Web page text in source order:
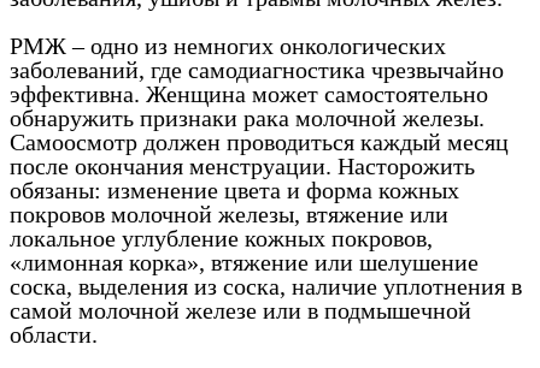
РМЖ – одно из немногих онкологических
заболеваний, где самодиагностика чрезвычайно
эффективна. Женщина может самостоятельно
обнаружить признаки рака молочной железы.
Самоосмотр должен проводиться каждый месяц
после окончания менструации. Насторожить
обязаны: изменение цвета и форма кожных
покровов молочной железы, втяжение или
локальное углубление кожных покровов,
«лимонная корка», втяжение или шелушение
соска, выделения из соска, наличие уплотнения в
самой молочной железе или в подмышечной
области.